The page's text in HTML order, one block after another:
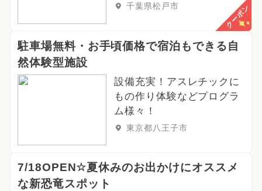
千葉県松戸市 クーポン
駐車場無料・お手頃価格で宿泊もできる自
然体験型施設
設備充実！アスレチックに
もの作り体験などプログラ
ム様々！
東京都八王子市
7/18OPEN☆夏休みのお出かけにオススメ
な新恐竜スポット